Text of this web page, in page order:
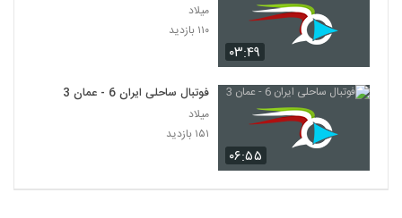
۰۳:۴۹
میلاد
۱۱۰ بازدید
۰۶:۵۵
فوتبال ساحلی ایران 6 - عمان 3
میلاد
۱۵۱ بازدید